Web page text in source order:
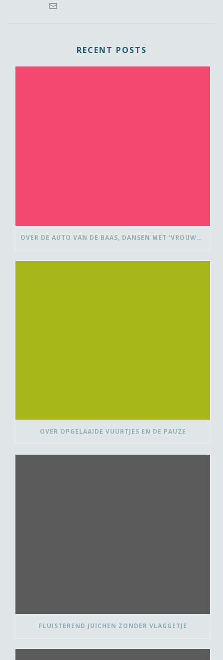
RECENT POSTS
OVER DE AUTO VAN DE BAAS, DANSEN MET ‘VROUWEN VAN’ EN BEDANK-BLOMMEN
OVER OPGELAAIDE VUURTJES EN DE PAUZE
FLUISTEREND JUICHEN ZONDER VLAGGETJE